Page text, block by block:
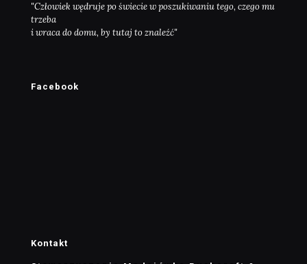
"Człowiek wędruje po świecie w poszukiwaniu tego, czego mu
trzeba
i wraca do domu, by tutaj to znaleźć"
Facebook
Kontakt